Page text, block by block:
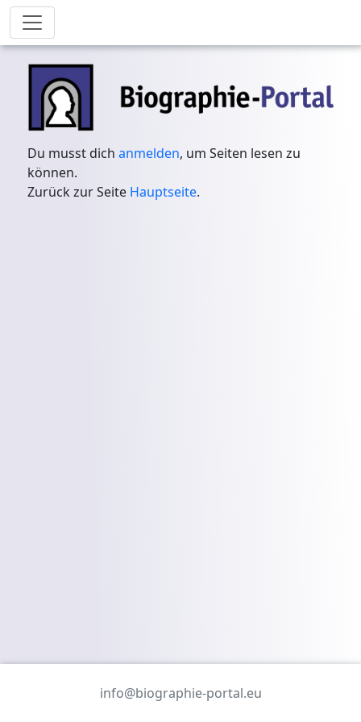
Du musst dichanmelden, um Seiten lesen zu
können.
Zurück zur Seite Hauptseite.
info@biographie-portal.eu